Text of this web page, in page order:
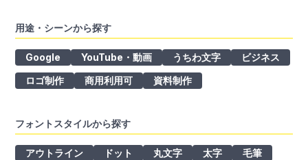
用途・シーンから探す
Google YouTube・動画 うちわ文字
ビジネス
ロゴ制作
商用利用可 資料制作
フォントスタイルから探す
アウトライン ドット 丸文字 太字 毛筆